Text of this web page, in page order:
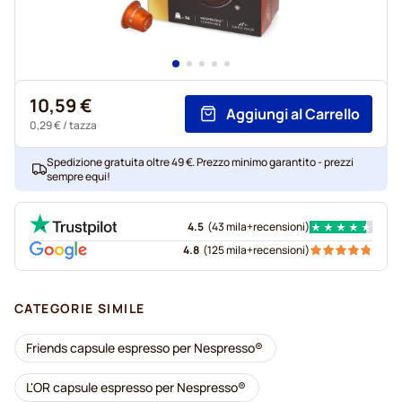
10,59 €
0,29 €/ tazza
Aggiungi al Carrello
Spedizione gratuita oltre 49 €. Prezzo minimo garantito - prezzi
sempre equi!
4.5 (43 mila+recensioni)
4.8 (125 mila+recensioni)
CATEGORIE SIMILE
Friends capsule espresso per Nespresso®
L'OR capsule espresso per Nespresso®